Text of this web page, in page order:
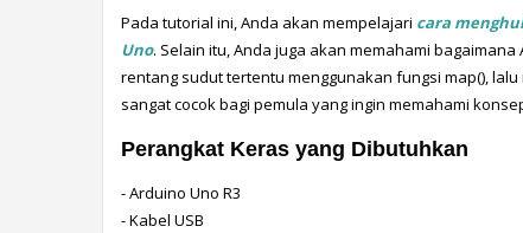
Pada tutorial ini, Anda akan mempelajari cara
Uno. Selain itu, Anda juga akan memahami
rentang sudut tertentu menggunakan fungsi map(),
sangat cocok bagi pemula yang ingin memahami
Perangkat Keras yang Dibutuhkan
- Arduino Uno R3
- Kabel USB